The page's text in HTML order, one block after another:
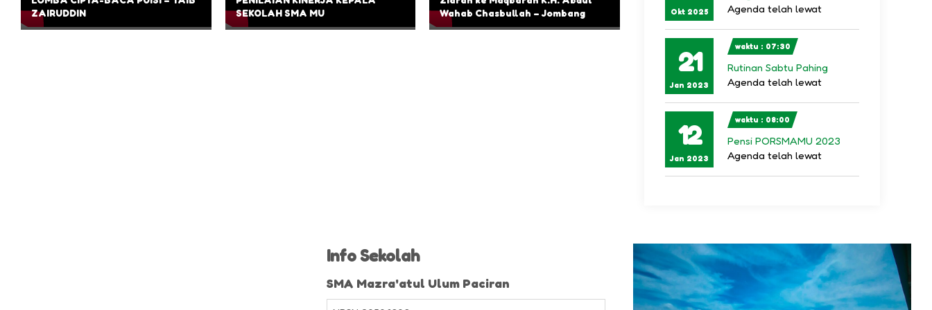
ZAIRUDDIN
SEKOLAH SMA MU
Wahab Chasbullah – Jombang
Okt 2025
Agenda telah lewat
21
Jan 2023
waktu : 07:30
Rutinan Sabtu Pahing
Agenda telah lewat
12
Jan 2023
waktu : 08:00
Pensi PORSMAMU 2023
Agenda telah lewat
Info Sekolah
SMA Mazra'atul Ulum Paciran